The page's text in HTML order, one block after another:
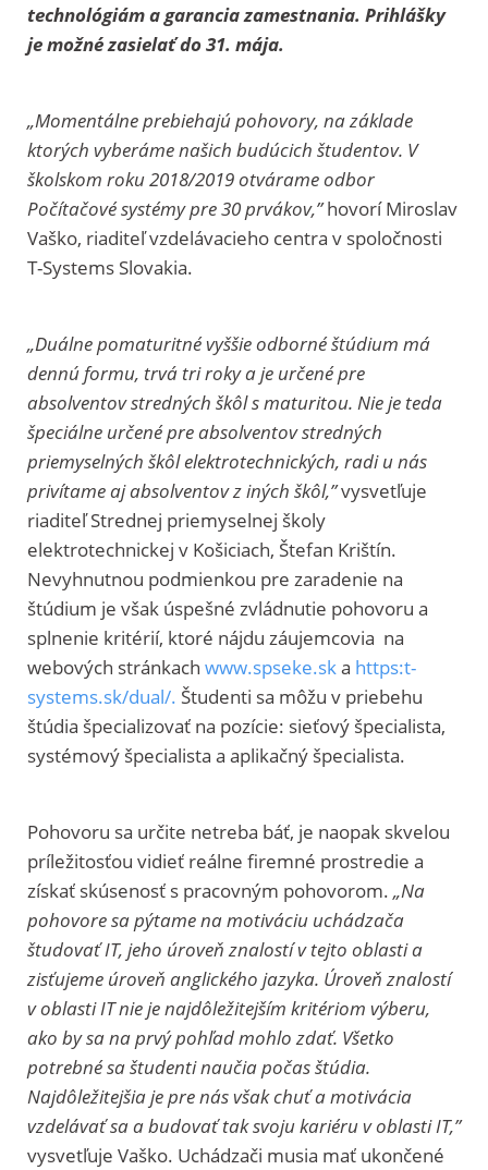
technológiám a garancia zamestnania. Prihlášky
je možné zasielať do 31. mája.
„Momentálne prebiehajú pohovory, na základe
ktorých vyberáme našich budúcich študentov. V
školskom roku 2018/2019 otvárame odbor
Počítačové systémy pre 30 prvákov,”hovorí Miroslav
Vaško, riaditeľ vzdelávacieho centra v spoločnosti
T-Systems Slovakia.
„Duálne pomaturitné vyššie odborné štúdium má
dennú formu, trvá tri roky a je určené pre
absolventov stredných škôl s maturitou. Nie je teda
špeciálne určené pre absolventov stredných
priemyselných škôl elektrotechnických, radi u nás
privítame aj absolventov z iných škôl,”vysvetľuje
riaditeľ Strednej priemyselnej školy
elektrotechnickej v Košiciach, Štefan Krištín.
Nevyhnutnou podmienkou pre zaradenie na
štúdium je však úspešné zvládnutie pohovoru a
splnenie kritérií, ktoré nájdu záujemcovia na
webových stránkach www.spseke.ska https:t-
systems.sk/dual/. Študenti sa môžu v priebehu
štúdia špecializovať na pozície: sieťový špecialista,
systémový špecialista a aplikačný špecialista.
Pohovoru sa určite netreba báť, je naopak skvelou
príležitosťou vidieť reálne firemné prostredie a
získať skúsenosť s pracovným pohovorom. „Na
pohovore sa pýtame na motiváciu uchádzača
študovať IT, jeho úroveň znalostí v tejto oblasti a
zisťujeme úroveň anglického jazyka. Úroveň znalostí
v oblasti IT nie je najdôležitejším kritériom výberu,
ako by sa na prvý pohľad mohlo zdať. Všetko
potrebné sa študenti naučia počas štúdia.
Najdôležitejšia je pre nás však chuť a motivácia
vzdelávať sa a budovať tak svoju kariéru v oblasti IT,”
vysvetľuje Vaško. Uchádzači musia mať ukončené